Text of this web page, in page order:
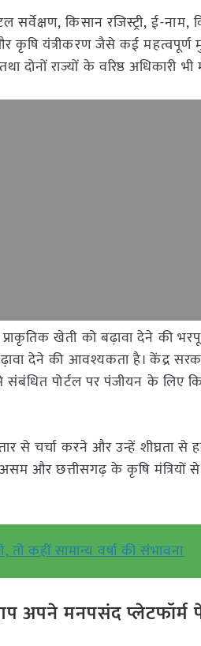
किसान रजिस्ट्री, ई-
यंत्रीकरण जैसे कई महत्वपूर्ण
दोनों राज्यों के वरिष्ठ अधिकारी
खेती को बढ़ावा देने की
देने की आवश्यकता है। केंद्र
संबंधित पोर्टल पर पंजीयन के लिए
से चर्चा करने और उन्हें शीघ्रता
और छत्तीसगढ़ के कृषि मंत्रियों
तो कहीं सामान्य वर्षा की संभावना
अपने मनपसंद